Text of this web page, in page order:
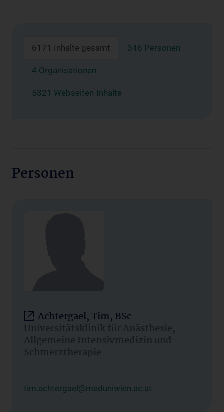
6171 Inhalte gesamt 346 Personen
4 Organisationen
5821 Webseiten-Inhalte
Personen
Achtergael, Tim, BSc
Universitätsklinik für Anästhesie,
Allgemeine Intensivmedizin und
Schmerztherapie
tim.achtergael@meduniwien.ac.at